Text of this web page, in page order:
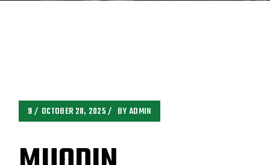
9 OCTOBER 28, 2025 BYADMIN